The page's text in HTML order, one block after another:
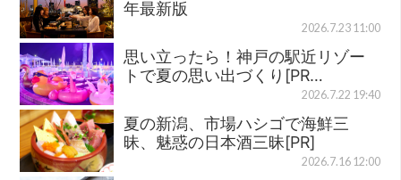
年最新版
2026.7.23 11:00
思い立ったら！神戸の駅近リゾー
トで夏の思い出づくり[PR…
2026.7.22 19:40
夏の新潟、市場ハシゴで海鮮三
昧、魅惑の日本酒三昧[PR]
2026.7.16 12:00